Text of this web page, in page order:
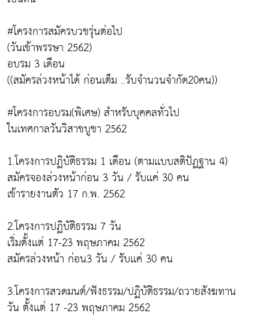
#โครงการสมัครบวชรุ่นต่อไป
(วันเข้าพรรษา 2562)
อบรม 3 เดือน
((สมัครล่วงหน้าได้ ก่อนเต็ม ..รับจำนวนจำกัด20คน))
#โครงการอบรม(พิเศษ) สำหรับบุคคลทั่วไป
ในเทศกาลวันวิสาขบูชา 2562
1.โครงการปฏิบัติธรรม 1 เดือน (ตามเเบบสติปัฏฐาน 4)
สมัครจองล่วงหน้าก่อน 3 วัน / รับเเค่ 30 คน
เข้ารายงานตัว 17 ก.พ. 2562
2.โครงการปฏิบัติธรรม 7 วัน
เริ่มตั้งเเต่ 17-23 พฤษภาคม 2562
สมัครล่วงหน้า ก่อน3 วัน / รับเเค่ 30 คน
3.โครงการสวดมนต์/ฟังธรรม/ปฏิบัติธรรม/ถวายสังฆทาน
วัน ตั้งเเต่ 17 -23 พฤษภาคม 2562